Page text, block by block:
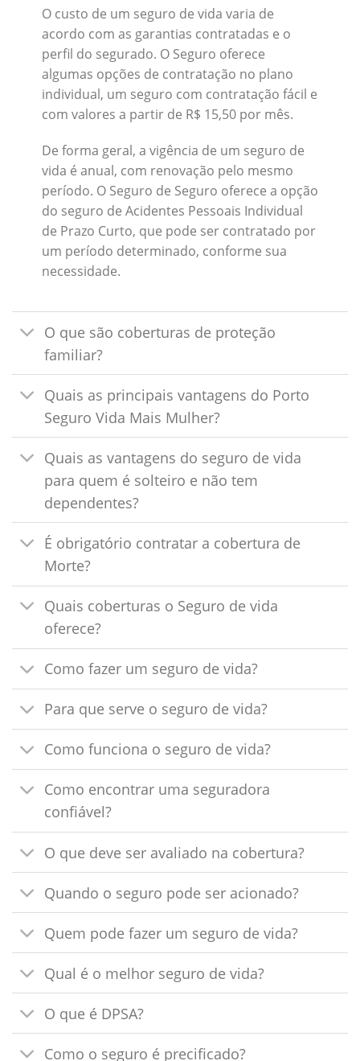
O custo de um seguro de vida varia de
acordo com as garantias contratadas e o
perfil do segurado. O Seguro oferece
algumas opções de contratação no plano
individual, um seguro com contratação fácil e
com valores a partir de R$ 15,50 por mês.
De forma geral, a vigência de um seguro de
vida é anual, com renovação pelo mesmo
período. O Seguro de Seguro oferece a opção
do seguro de Acidentes Pessoais Individual
de Prazo Curto, que pode ser contratado por
um período determinado, conforme sua
necessidade.
O que são coberturas de proteção
familiar?
Quais as principais vantagens do Porto
Seguro Vida Mais Mulher?
Quais as vantagens do seguro de vida
para quem é solteiro e não tem
dependentes?
É obrigatório contratar a cobertura de
Morte?
Quais coberturas o Seguro de vida
oferece?
Como fazer um seguro de vida?
Para que serve o seguro de vida?
Como funciona o seguro de vida?
Como encontrar uma seguradora
confiável?
O que deve ser avaliado na cobertura?
Quando o seguro pode ser acionado?
Quem pode fazer um seguro de vida?
Qual é o melhor seguro de vida?
O que é DPSA?
Como o seguro é precificado?